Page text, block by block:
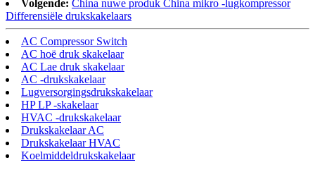
Volgende: China nuwe produk China mikro -lugkompressor
Differensiële drukskakelaars
AC Compressor Switch
AC hoë druk skakelaar
AC Lae druk skakelaar
AC -drukskakelaar
Lugversorgingsdrukskakelaar
HP LP -skakelaar
HVAC -drukskakelaar
Drukskakelaar AC
Drukskakelaar HVAC
Koelmiddeldrukskakelaar